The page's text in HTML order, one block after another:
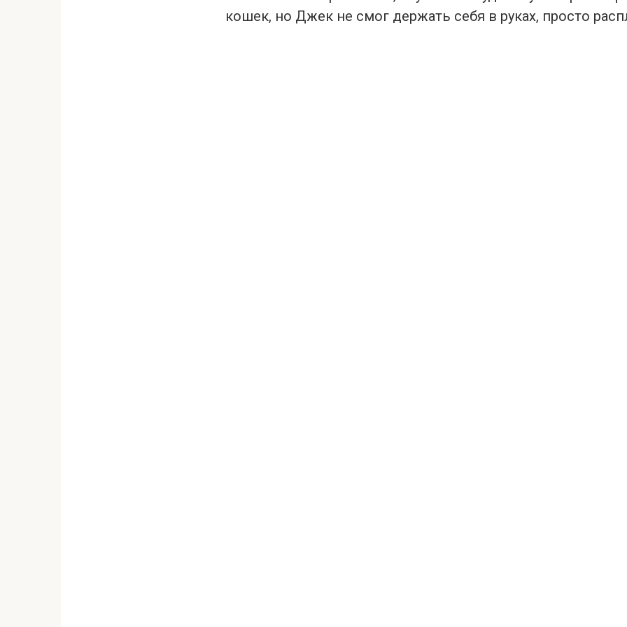
кошек, но Джек не смог держать себя в руках, просто